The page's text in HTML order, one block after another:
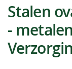
begin
van
de
afbeeldingen-
gallerij
Stalen
-